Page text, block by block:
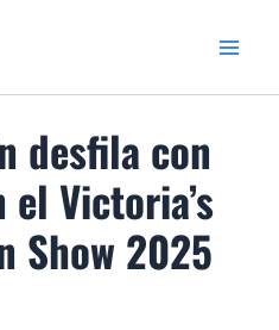
desfila con
Victoria’s
Show 2025